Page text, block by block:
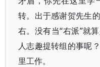
转。出于感谢贺先生
右。没有当“右派”就
人志趣提转组的事呢
里工作。